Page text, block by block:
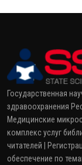
Государственная
здравоохранения
Медицинские
комплекс услуг
читателей |
обеспечение по